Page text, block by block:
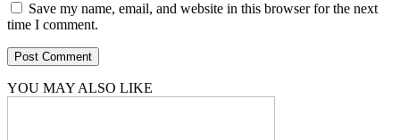
Save my name, email, and website in this browser for the next
time I comment.
YOU MAY ALSO LIKE